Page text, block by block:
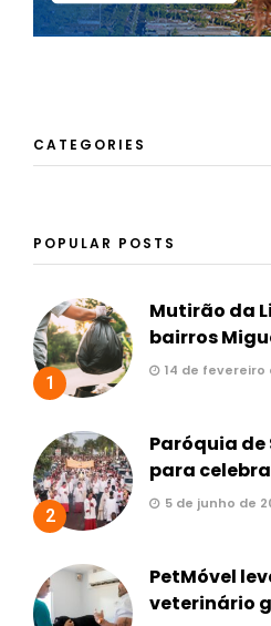
CATEGORIES
POPULAR POSTS
1
Mutirão da
bairros
14 de fevereiro
2
Paróquia de
para
5 de junho de
PetMóvel
veterinário